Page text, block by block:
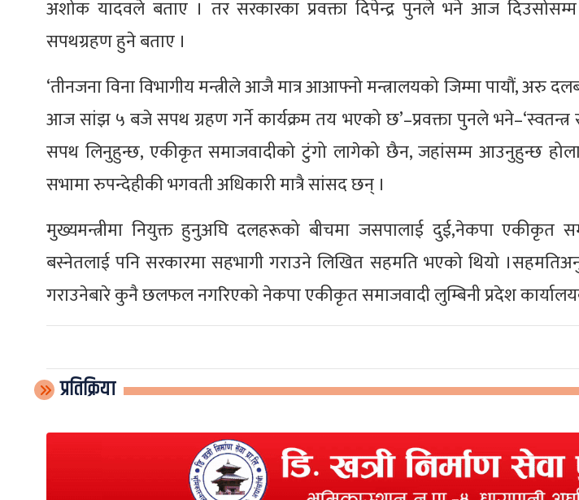
अशोक यादवले बताए । तर सरकारका प्रवक्ता दिपेन्द्र पुनले भने आज दिउसोसम्म
सपथग्रहण हुने बताए ।
‘तीनजना विना विभागीय मन्त्रीले आजै मात्र आआफ्नो मन्त्रालयको जिम्मा पायौं, अरु
आज सांझ ५ बजे सपथ ग्रहण गर्ने कार्यक्रम तय भएको छ’–प्रवक्ता पुनले
सपथ लिनुहुन्छ, एकीकृत समाजवादीको टुंगो लागेको छैन, जहांसम्म आउनुहुन्छ
सभामा रुपन्देहीकी भगवती अधिकारी मात्रै सांसद छन् ।
मुख्यमन्त्रीमा नियुक्त हुनुअघि दलहरूको बीचमा जसपालाई दुई,नेकपा एकीकृत
बस्नेतलाई पनि सरकारमा सहभागी गराउने लिखित सहमति भएको थियो
गराउनेबारे कुनै छलफल नगरिएको नेकपा एकीकृत समाजवादी लुम्बिनी प्रदेश
प्रतिक्रिया